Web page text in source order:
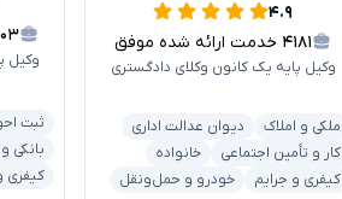
۴.۹
۴۱۸۱ خدمت ارائه شده موفق
وکیل پایه یک کانون وکلای دادگستری
ملکی و املاک
دیوان عدالت اداری
کار و تأمین اجتماعی
خانواده
کیفری و جرایم
خودرو و حمل‌ونقل
وکیل
ثبت
بانکی
کیفری